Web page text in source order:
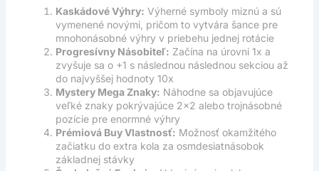
Kaskádové Výhry: Výherné symboly miznú a sú
vymenené novými, pričom to vytvára šance pre
mnohonásobné výhry v priebehu jednej rotácie
Progresívny Násobiteľ: Začína na úrovni 1x a
zvyšuje sa o +1 s následnou následnou sekciou až
do najvyššej hodnoty 10x
Mystery Mega Znaky: Náhodne sa objavujúce
veľké znaky pokrývajúce 2×2 alebo trojnásobné
pozície pre enormné výhry
Prémiová Buy Vlastnosť: Možnosť okamžitého
začiatku do extra kola za osmdesiatnásobok
základnej stávky